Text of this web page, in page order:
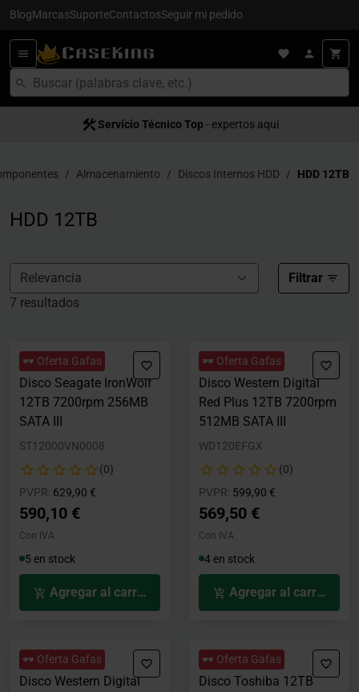
BlogMarcasSuporteContactosSeguir mi pedido
Servício Técnico Top - expertos aquí
Almacenamiento Discos Internos HDD HDD 12TB
HDD 12TB
Filtrar
7 resultados
🕶️ Oferta Gafas
Disco Seagate IronWolf
12TB 7200rpm 256MB
SATA III
ST12000VN0008
(0)
PVPR: Precio rebajado desde
629,90 €
590,10 €
Con IVA
5 en stock
Agregar al carrito
🕶️ Oferta Gafas
Disco Western Digital
Red Plus 12TB 7200rpm
512MB SATA III
WD120EFGX
(0)
PVPR: Precio rebajado desde
599,90 €
569,50 €
Con IVA
4 en stock
Agregar al carrito
🕶️ Oferta Gafas
Disco Western Digital
🕶️ Oferta Gafas
Disco Toshiba 12TB